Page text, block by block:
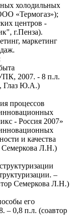
холодильных
«Термогаз»);
центров -
г.Пенза).
маркетинг
2007. - 8 п.л.
Глаз Ю.А.)
процессов
- Россия 2007»
и качества
Семеркова Л.Н.)
–
Семеркова Л.Н.)
его
– 0,8 п.л. (соавтор